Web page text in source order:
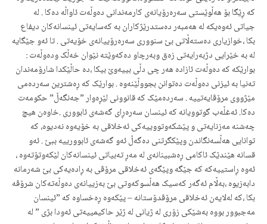
کە ڕێگا بۆ هەڵوێستی سەرەرۆیانەی کارمەندانی دەوڵەت ئاواڵە دەکا . لە
جیاتی ئەوەیکە لە هەمبەر دەستدرێژکاران بە کەسایەتی ئینسانەکان دیفاع
بکا ،خوازیاری دەستەڵاتی بێ سنووری سەرەرۆییانەی خۆیەتی . تا ئەو جێگایە
لە بە خێرایی دژبەرایەتی زەق وبەرچاو دەکەوێتە نێوان خەڵک ودەوڵەت :
بوارێکە کە دەوڵەت ئازادە هەر چی دڵی بییەوێ بیکا ،دە حاڵێکدا شارۆمەندان
تەنیا بە ئیزنی دەوڵەت دەتوانن بجووڵێنەوە . بوارێک کە ڕەشترین سەردەمی
مێژووی مرۆڤایەتییە . سەردەمێک کە قانوونی لێڕەوار ”جەنگەڵ” حکومەت
دەکا. ئەغڵەب گوتوویانە کە ئینسان سەرەڕای گەشەی ئابووری .خاوەن هیچ
چەشنە مەزنایەتی و پێشکەوتووییەکی ئەخلاقی بە خۆیەوە نەدیوە، کە
توانایی هەڵسەنگاندن وپێکگرتنی دەگەڵ ئەو گەشەی ئابوورییە ببێ . ئەو
قسانە هێندێک ئاکامی ڕەشبینانەی لە مەڕ تەبیاتی ئینسانەکان لێکەوتۆتەوە ،
ئەوە ڕاستییەکە کە جێگە وپێگەی ئەخلاقی مرۆڤی بە ڕادەیەکی بێ شەرمانە
دابەزیوە ،بەڵام ئەگەر کەسیک هەڵسوکەوتی بێ بەزییانەی دەوڵەتەکان شرۆڤە
بکا ،کە لەلایەن ئەخلاقی مرۆڤدۆستانە – پێکەوە ڕەخساوە کە ”ئینسان
مەجبوور بووە بەشێکی زۆری لە ژیانی لە ژێر حاکیمییەتی ئەودا بژی ” لە